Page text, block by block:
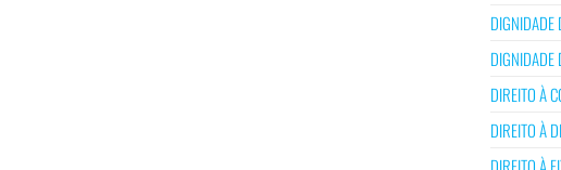
DIGNIDADE
DIGNIDADE
DIREITO À
DIREITO À